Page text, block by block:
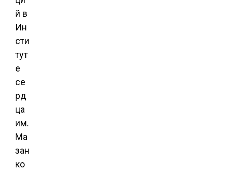
й в
Ин
сти
тут
е
се
рд
ца
им.
Ма
зан
ко